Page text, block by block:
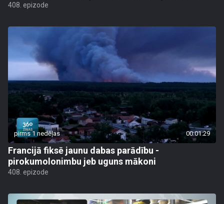
408. epizode
pirms 1 nedēļas 00:01:29
Francijā fiksē jaunu dabas parādību -
pirokumolonimbu jeb uguns mākoni
408. epizode